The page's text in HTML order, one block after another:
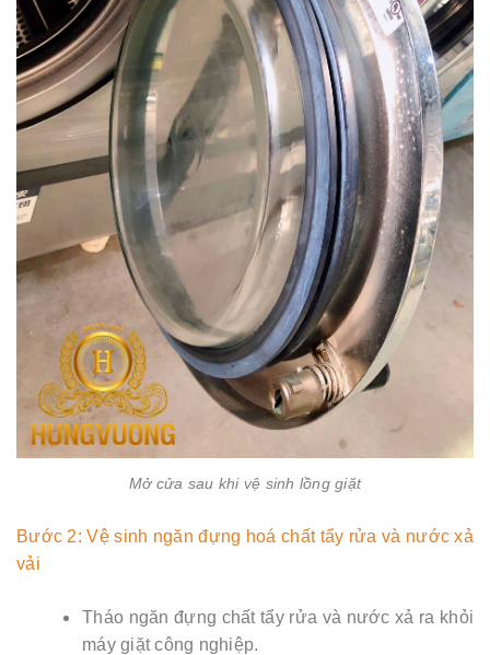
Mở cửa sau khi vệ sinh lồng giặt
Bước 2: Vệ sinh ngăn đựng hoá chất tẩy rửa và nước xả
vải
Tháo ngăn đựng chất tẩy rửa và nước xả ra khỏi
máy giặt công nghiệp.